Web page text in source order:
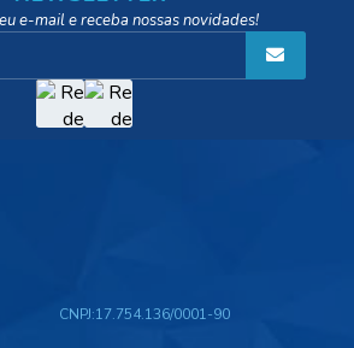
e-mail e receba nossas novidades!
CNPJ:17.754.136/0001-90